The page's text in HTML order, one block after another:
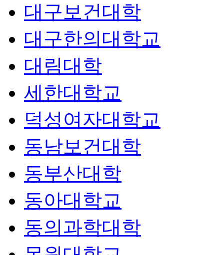
대구보건대학
대구한의대학교
대림대학
세한대학교
덕성여자대학교
동남보건대학
동부산대학
동아대학교
동의과학대학